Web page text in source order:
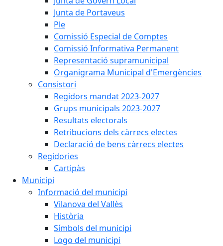
Junta de Portaveus
Ple
Comissió Especial de Comptes
Comissió Informativa Permanent
Representació supramunicipal
Organigrama Municipal d'Emergències
Consistori
Regidors mandat 2023-2027
Grups municipals 2023-2027
Resultats electorals
Retribucions dels càrrecs electes
Declaració de bens càrrecs electes
Regidories
Cartipàs
Municipi
Informació del municipi
Vilanova del Vallès
Història
Símbols del municipi
Logo del municipi